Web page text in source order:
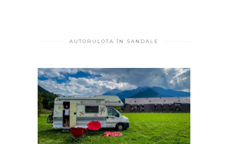
AUTORULOTA ÎN SANDALE